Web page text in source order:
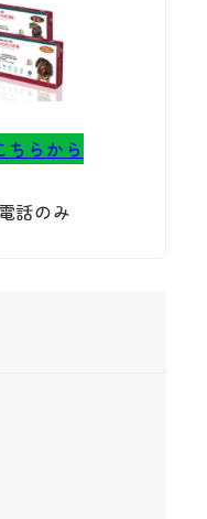
ちらから
話のみ